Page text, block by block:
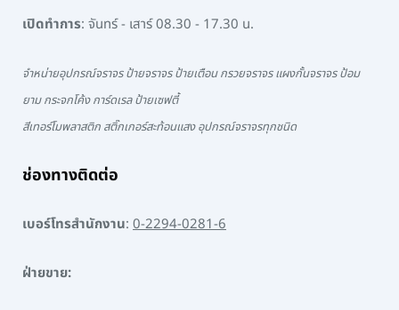
เปิดทำการ: จันทร์ - เสาร์ 08.30 - 17.30 น.
จำหน่ายอุปกรณ์จราจร ป้ายจราจร ป้ายเตือน กรวยจราจร แผงกั้นจราจร ป้อม
ยาม กระจกโค้ง การ์ดเรล ป้ายเซฟตี้
สีเทอร์โมพลาสติก สติ๊กเกอร์สะท้อนแสง อุปกรณ์จราจรทุกชนิด
ช่องทางติดต่อ
เบอร์โทรสำนักงาน: 0-2294-0281-6
ฝ่ายขาย: